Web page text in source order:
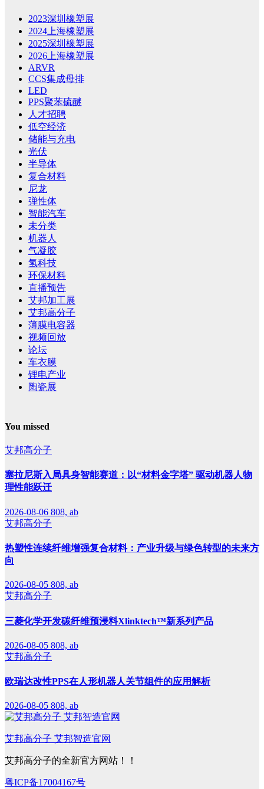
2023深圳橡塑展
2024上海橡塑展
2025深圳橡塑展
2026上海橡塑展
ARVR
CCS集成母排
LED
PPS聚苯硫醚
人才招聘
低空经济
储能与充电
光伏
半导体
复合材料
尼龙
弹性体
智能汽车
未分类
机器人
气凝胶
氢科技
环保材料
直播预告
艾邦加工展
艾邦高分子
薄膜电容器
视频回放
论坛
车衣膜
锂电产业
陶瓷展
You missed
艾邦高分子
塞拉尼斯入局具身智能赛道：以“材料金字塔” 驱动机器人物
理性能跃迁
2026-08-06 808, ab
艾邦高分子
热塑性连续纤维增强复合材料：产业升级与绿色转型的未来方
向
2026-08-05 808, ab
艾邦高分子
三菱化学开发碳纤维预浸料Xlinktech™新系列产品
2026-08-05 808, ab
艾邦高分子
欧瑞达改性PPS在人形机器人关节组件的应用解析
2026-08-05 808, ab
艾邦高分子 艾邦智造官网
艾邦高分子的全新官方网站！！
粤ICP备17004167号